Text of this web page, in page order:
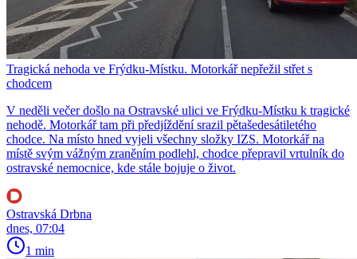
Tragická nehoda ve Frýdku-Místku. Motorkář nepřežil střet s
chodcem
V neděli večer došlo na Ostravské ulici ve Frýdku-Místku k tragické
nehodě. Motorkář tam při předjíždění srazil pětašedesátiletého
chodce. Na místo hned vyjeli všechny složky IZS. Motorkář na
místě svým vážným zraněním podlehl, chodce přepravil vrtulník do
ostravské nemocnice, kde stále bojuje o život.
Ostravská Drbna
dnes, 07:04
1 min